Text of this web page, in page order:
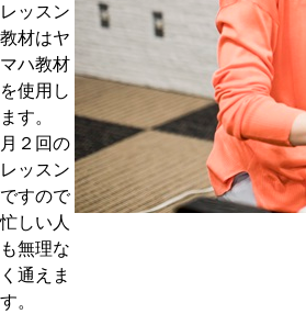
レッスン
教材はヤ
マハ教材
を使用し
ます。
月２回の
レッスン
ですので
忙しい人
も無理な
く通えま
す。